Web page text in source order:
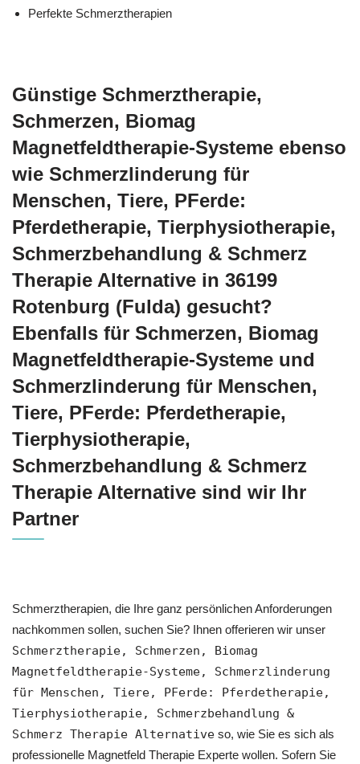
Perfekte Schmerztherapien
Günstige Schmerztherapie,
Schmerzen, Biomag
Magnetfeldtherapie-Systeme ebenso
wie Schmerzlinderung für
Menschen, Tiere, PFerde:
Pferdetherapie, Tierphysiotherapie,
Schmerzbehandlung & Schmerz
Therapie Alternative in 36199
Rotenburg (Fulda) gesucht?
Ebenfalls für Schmerzen, Biomag
Magnetfeldtherapie-Systeme und
Schmerzlinderung für Menschen,
Tiere, PFerde: Pferdetherapie,
Tierphysiotherapie,
Schmerzbehandlung & Schmerz
Therapie Alternative sind wir Ihr
Partner
Schmerztherapien, die Ihre ganz persönlichen Anforderungen
nachkommen sollen, suchen Sie? Ihnen offerieren wir unser
Schmerztherapie, Schmerzen, Biomag
Magnetfeldtherapie-Systeme, Schmerzlinderung
für Menschen, Tiere, PFerde: Pferdetherapie,
Tierphysiotherapie, Schmerzbehandlung &
Schmerz Therapie Alternative so, wie Sie es sich als
professionelle Magnetfeld Therapie Experte wollen. Sofern Sie